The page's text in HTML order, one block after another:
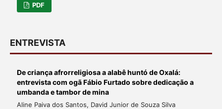
PDF
ENTREVISTA
De criança afrorreligiosa a alabê huntó de Oxalá:
entrevista com ogã Fábio Furtado sobre dedicação a
umbanda e tambor de mina
Aline Paiva dos Santos, David Junior de Souza Silva